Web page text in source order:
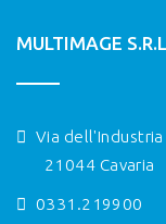
MULTIMAGE
Via dell'Industria
21044 Cavaria
0331.219900